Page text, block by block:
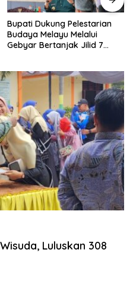
7
Sebelumnya
Tanah Beralaskan
Ibu Paijem Nikmati
0208/Asahan
Luluskan 308